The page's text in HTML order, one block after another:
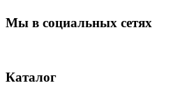
Мы в социальных сетях
Каталог